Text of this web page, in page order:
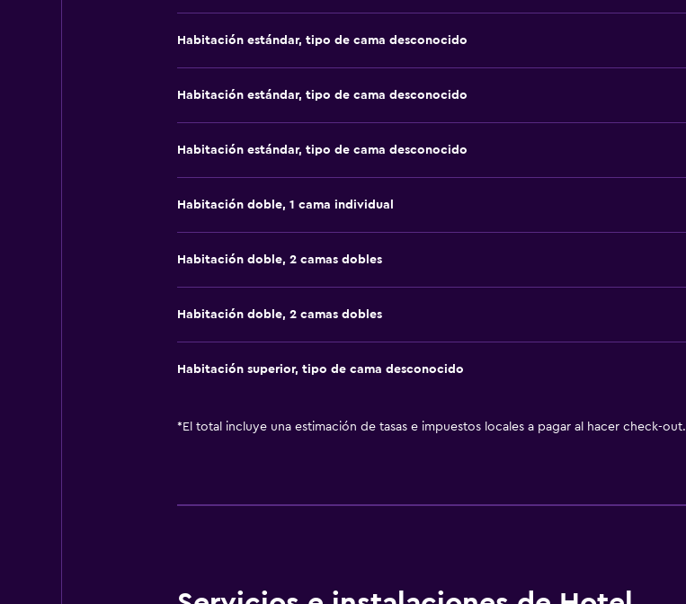
Habitación estándar, tipo de cama desconocido
Habitación estándar, tipo de cama desconocido
Habitación estándar, tipo de cama desconocido
Habitación doble, 1 cama individual
Habitación doble, 2 camas dobles
Habitación doble, 2 camas dobles
Habitación superior, tipo de cama desconocido
* El total incluye una estimación de tasas e impuestos locales a pagar al hacer check-out.